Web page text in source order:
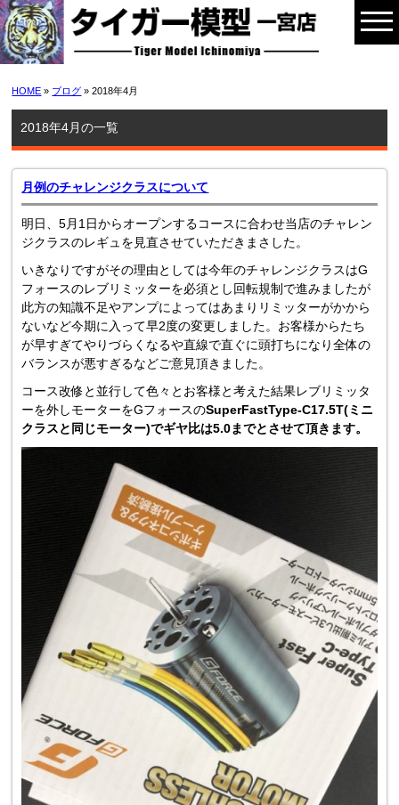
HOME » ブログ » 2018年4月
2018年4月の一覧
月例のチャレンジクラスについて
明日、5月1日からオープンするコースに合わせ当店のチャレン
ジクラスのレギュを見直させていただきまさした。
いきなりですがその理由としては今年のチャレンジクラスはG
フォースのレブリミッターを必須とし回転規制で進みましたが
此方の知識不足やアンプによってはあまりリミッターがかから
ないなど今期に入って早2度の変更しました。お客様からたち
が早すぎてやりづらくなるや直線で直ぐに頭打ちになり全体の
バランスが悪すぎるなどご意見頂きました。
コース改修と並行して色々とお客様と考えた結果レブリミッタ
ーを外しモーターをGフォースのSuperFastType-C17.5T(ミニ
クラスと同じモーター)でギヤ比は5.0までとさせて頂きます。